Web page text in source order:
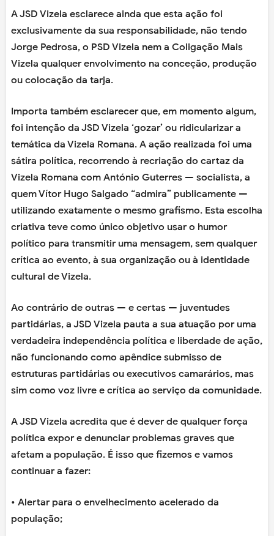
A JSD Vizela esclarece ainda que esta ação foi
exclusivamente da sua responsabilidade, não tendo
Jorge Pedrosa, o PSD Vizela nem a Coligação Mais
Vizela qualquer envolvimento na conceção, produção
ou colocação da tarja.
Importa também esclarecer que, em momento algum,
foi intenção da JSD Vizela ‘gozar’ ou ridicularizar a
temática da Vizela Romana. A ação realizada foi uma
sátira política, recorrendo à recriação do cartaz da
Vizela Romana com António Guterres — socialista, a
quem Vítor Hugo Salgado “admira” publicamente —
utilizando exatamente o mesmo grafismo. Esta escolha
criativa teve como único objetivo usar o humor
político para transmitir uma mensagem, sem qualquer
crítica ao evento, à sua organização ou à identidade
cultural de Vizela.
Ao contrário de outras — e certas — juventudes
partidárias, a JSD Vizela pauta a sua atuação por uma
verdadeira independência política e liberdade de ação,
não funcionando como apêndice submisso de
estruturas partidárias ou executivos camarários, mas
sim como voz livre e crítica ao serviço da comunidade.
A JSD Vizela acredita que é dever de qualquer força
política expor e denunciar problemas graves que
afetam a população. É isso que fizemos e vamos
continuar a fazer:
• Alertar para o envelhecimento acelerado da
população;